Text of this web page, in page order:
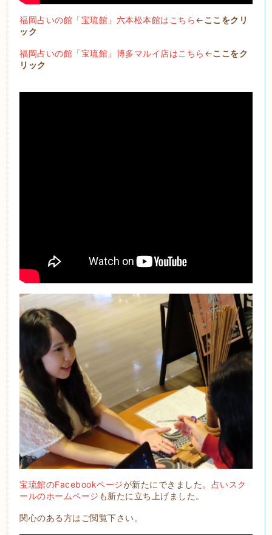
福岡占いの館「宝琉館」六本松本館はこちら←ここをクリ
ック
福岡占いの館「宝琉館」博多マルイ店はこちら ←ここをク
リック
宝琉館のFacebookページが新たにできました。 占いスク
ールのホームページ も新たに立ち上げました。
関心のある方はご閲覧下さい。